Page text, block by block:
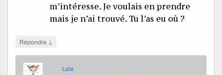
m’intéresse. Je voulais en prendre
mais je n’ai trouvé. Tu l’as eu où ?
Répondre ↓
Lala